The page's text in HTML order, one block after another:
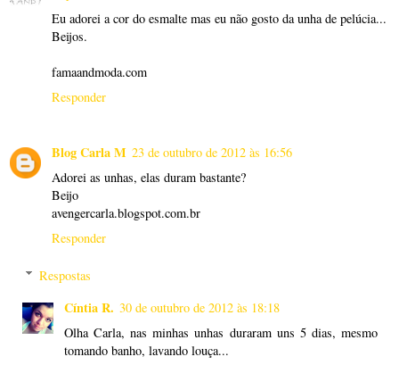
Eu adorei a cor do esmalte mas eu não gosto da unha de pelúcia...
Beijos.
famaandmoda.com
Responder
Blog Carla M 23 de outubro de 2012 às 16:56
Adorei as unhas, elas duram bastante?
Beijo
avengercarla.blogspot.com.br
Responder
Respostas
Cíntia R. 30 de outubro de 2012 às 18:18
Olha Carla, nas minhas unhas duraram uns 5 dias, mesmo
tomando banho, lavando louça...